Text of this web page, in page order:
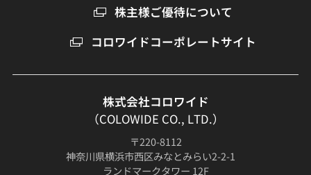
株主様ご優待について
コロワイドコーポレートサイト
株式会社コロワイド
（COLOWIDE CO., LTD.）
〒220-8112
神奈川県横浜市西区みなとみらい2-2-1
ランドマークタワー 12F